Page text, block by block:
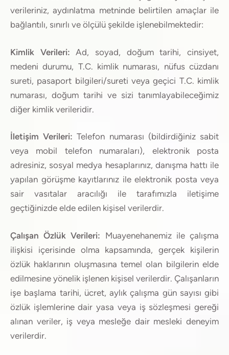
verileriniz, aydınlatma metninde belirtilen amaçlar ile
bağlantılı, sınırlı ve ölçülü şekilde işlenebilmektedir:
Kimlik Verileri: Ad, soyad, doğum tarihi, cinsiyet,
medeni durumu, T.C. kimlik numarası, nüfus cüzdanı
sureti, pasaport bilgileri/sureti veya geçici T.C. kimlik
numarası, doğum tarihi ve sizi tanımlayabileceğimiz
diğer kimlik verileridir.
İletişim Verileri: Telefon numarası (bildirdiğiniz sabit
veya mobil telefon numaraları), elektronik posta
adresiniz, sosyal medya hesaplarınız, danışma hattı ile
yapılan görüşme kayıtlarınız ile elektronik posta veya
sair vasıtalar aracılığı ile tarafımızla iletişime
geçtiğinizde elde edilen kişisel verilerdir.
Çalışan Özlük Verileri: Muayenehanemiz ile çalışma
ilişkisi içerisinde olma kapsamında, gerçek kişilerin
özlük haklarının oluşmasına temel olan bilgilerin elde
edilmesine yönelik işlenen kişisel verilerdir. Çalışanların
işe başlama tarihi, ücret, aylık çalışma gün sayısı gibi
özlük işlemlerine dair yasa veya iş sözleşmesi gereği
alınan veriler, iş veya mesleğe dair mesleki deneyim
verilerdir.